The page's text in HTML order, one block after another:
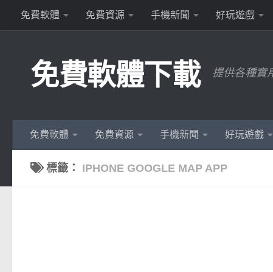
Skip to content
免費軟體 免費資源 手機新聞 好玩遊戲
免費軟體下載 提供各種實
免費軟體 免費資源 手機新聞 好玩遊戲
標籤： IPHONE GOOGLE MAP APP